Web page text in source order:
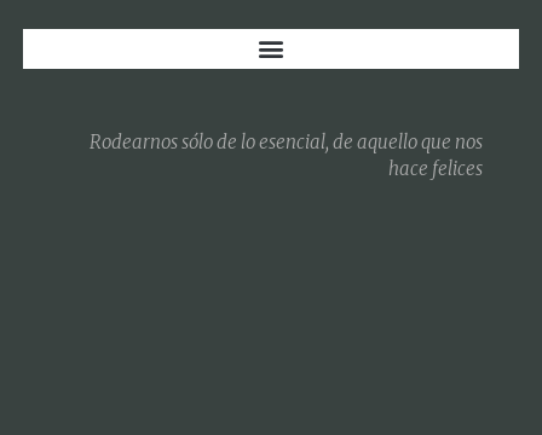
Rodearnos sólo de lo esencial, de aquello que nos
hace felices